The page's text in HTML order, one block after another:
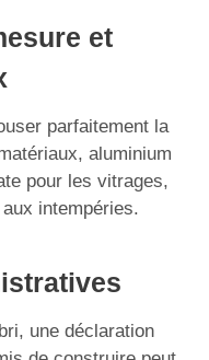
et
parfaitement la
aluminium
pour les vitrages,
intempéries.
une déclaration